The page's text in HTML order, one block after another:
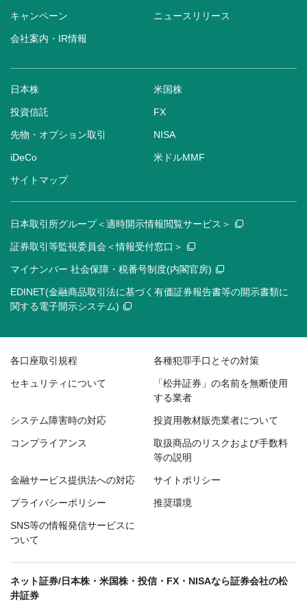
キャンペーン ニュースリリース
会社案内・IR情報
日本株 米国株
投資信託 FX
先物・オプション取引 NISA
iDeCo 米ドルMMF
サイトマップ
日本取引所グループ＜適時開示情報閲覧サービス＞
証券取引等監視委員会＜情報受付窓口＞
マイナンバー 社会保障・税番号制度(内閣官房)
EDINET(金融商品取引法に基づく有価証券報告書等の開示書類に
関する電子開示システム)
各口座取引規程 各種犯罪手口とその対策
セキュリティについて
「松井証券」の名前を無断使用
する業者
システム障害時の対応 投資用教材販売業者について
コンプライアンス
取扱商品のリスクおよび手数料
等の説明
金融サービス提供法への対応 サイトポリシー
プライバシーポリシー 推奨環境
SNS等の情報発信サービスに
ついて
ネット証券/日本株・米国株・投信・FX・NISAなら証券会社の松
井証券